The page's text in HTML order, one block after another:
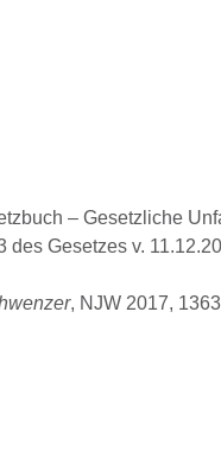
– Gesetzliche
des Gesetzes v.
, NJW 2017,